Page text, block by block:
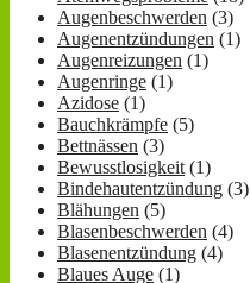
Augenbeschwerden (3)
Augenentzündungen (1)
Augenreizungen (1)
Augenringe (1)
Azidose (1)
Bauchkrämpfe (5)
Bettnässen (3)
Bewusstlosigkeit(1)
Bindehautentzündung (3)
Blähungen (5)
Blasenbeschwerden (4)
Blasenentzündung (4)
Blaues Auge (1)